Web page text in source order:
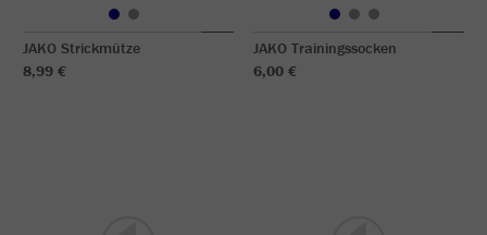
JAKO Strickmütze
8,99 €
JAKO Trainingssocken
6,00 €